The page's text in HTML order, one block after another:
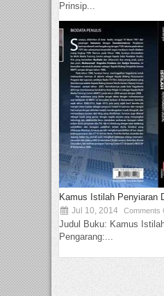
Prinsip...
Kamus Istilah Penyiaran
Jul 10, 2014 Comments
Judul Buku: Kamus
Pengarang:...